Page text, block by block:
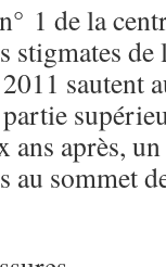
1 de la
stigmates de
sautent
ans après,
sommet